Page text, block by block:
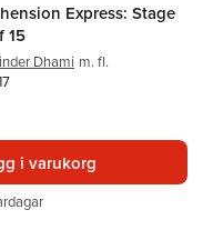
Express: Stage
15
Dhami m. fl.
i varukorg